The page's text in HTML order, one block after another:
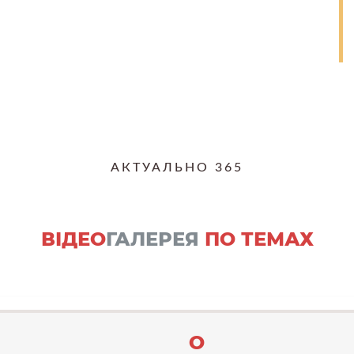
АКТУАЛЬНО 365
ВІДЕОГАЛЕРЕЯ ПО ТЕМАХ
О